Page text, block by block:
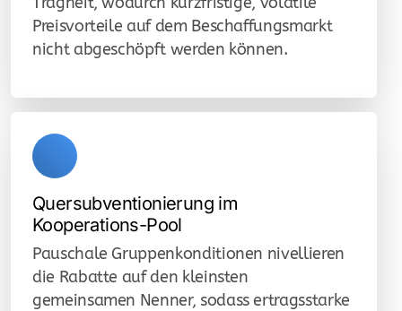
Preisvorteile auf dem Beschaffungsmarkt
nicht abgeschöpft werden können.
Quersubventionierung im
Kooperations-Pool
Pauschale Gruppenkonditionen nivellieren
die Rabatte auf den kleinsten
gemeinsamen Nenner, sodass ertragsstarke